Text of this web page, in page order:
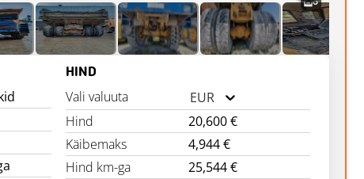
HIND
Vali valuuta
EUR
Hind
20,600 €
Käibemaks
4,944 €
Hind km-ga
25,544 €